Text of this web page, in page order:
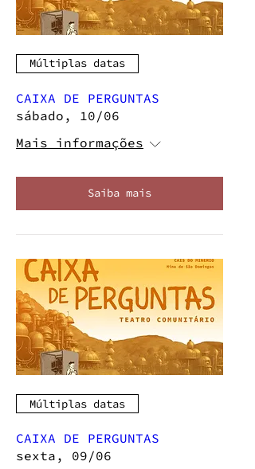
Múltiplas datas
CAIXA DE PERGUNTAS
sábado, 10/06
Mais informações
Saiba mais
Múltiplas datas
CAIXA DE PERGUNTAS
sexta, 09/06